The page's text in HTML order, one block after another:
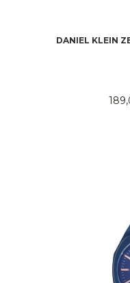
DANIEL KLEIN